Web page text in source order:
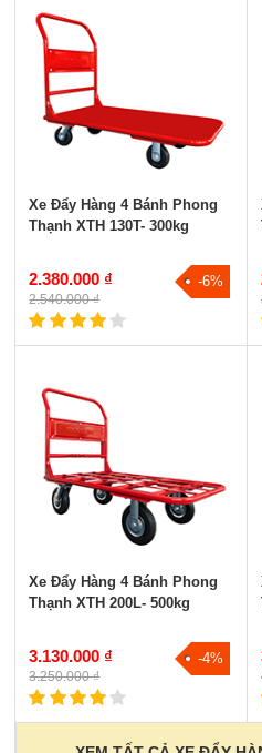
Xe Đẩy Hàng 4 Bánh Phong
Thạnh XTH 130T- 300kg
2.380.000 ₫
2.540.000 ₫
-6%
Xe Đẩy Hàng 4 Bánh Phong
Thạnh XTH 200L- 500kg
3.130.000 ₫
3.250.000 ₫
-4%